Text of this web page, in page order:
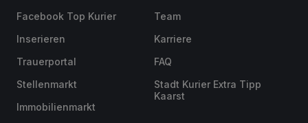
Facebook Top Kurier
Inserieren
Trauerportal
Stellenmarkt
Immobilienmarkt
Team
Karriere
FAQ
Stadt Kurier Extra Tipp
Kaarst